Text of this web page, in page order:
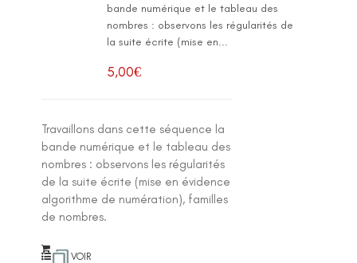
bande numérique et le tableau des
nombres : observons les régularités de
la suite écrite (mise en...
5,00€
Travaillons dans cette séquence la
bande numérique et le tableau des
nombres : observons les régularités
de la suite écrite (mise en évidence
algorithme de numération), familles
de nombres.
VOIR